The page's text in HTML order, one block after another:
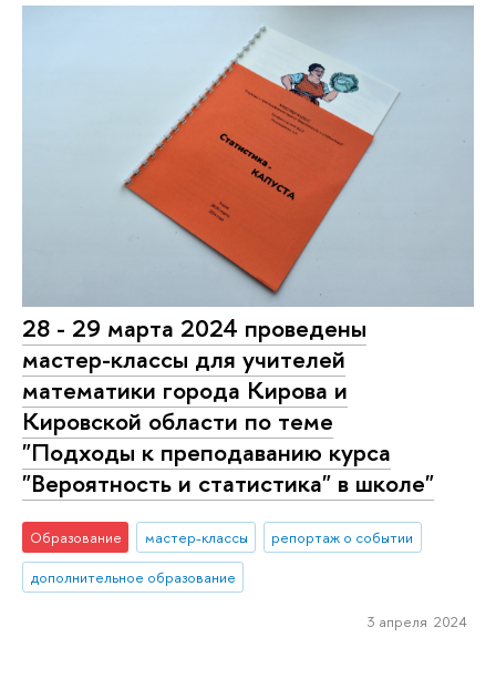
28 - 29 марта 2024 проведены
мастер-классы для учителей
математики города Кирова и
Кировской области по теме
"Подходы к преподаванию курса
"Вероятность и статистика" в школе"
Образование мастер-классы
репортаж о событии
дополнительное образование
3 апреля 2024